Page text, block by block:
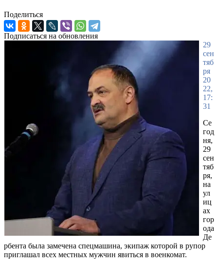
Поделиться
Подписаться на обновления
29
сен
тяб
ря
20
22,
17:
31
Се
год
ня,
29
сен
тяб
ря,
на
ул
иц
ах
гор
ода
Де
рбента была замечена спецмашина, экипаж которой в рупор
приглашал всех местных мужчин явиться в военкомат.